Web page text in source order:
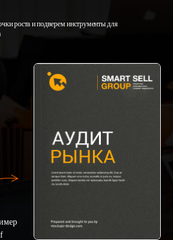
роста и подверем инструменты для